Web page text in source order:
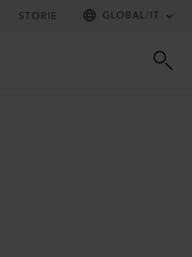
STORIE GLOBAL/IT